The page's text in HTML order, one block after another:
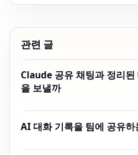
관련 글
Claude 공유 채팅과 정리
을 보낼까
AI 대화 기록을 팀에 공유하